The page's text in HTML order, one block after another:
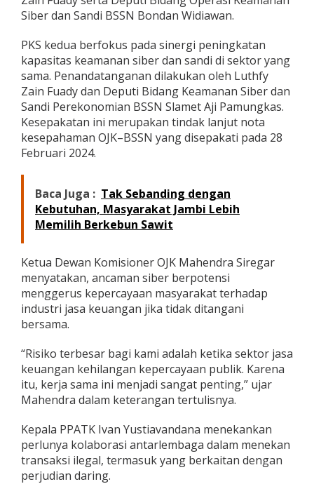
Siber dan Sandi BSSN Bondan Widiawan.
PKS kedua berfokus pada sinergi peningkatan
kapasitas keamanan siber dan sandi di sektor yang
sama. Penandatanganan dilakukan oleh Luthfy
Zain Fuady dan Deputi Bidang Keamanan Siber dan
Sandi Perekonomian BSSN Slamet Aji Pamungkas.
Kesepakatan ini merupakan tindak lanjut nota
kesepahaman OJK–BSSN yang disepakati pada 28
Februari 2024.
Baca Juga : Tak Sebanding dengan
Kebutuhan, Masyarakat Jambi Lebih
Memilih Berkebun Sawit
Ketua Dewan Komisioner OJK Mahendra Siregar
menyatakan, ancaman siber berpotensi
menggerus kepercayaan masyarakat terhadap
industri jasa keuangan jika tidak ditangani
bersama.
“Risiko terbesar bagi kami adalah ketika sektor jasa
keuangan kehilangan kepercayaan publik. Karena
itu, kerja sama ini menjadi sangat penting,” ujar
Mahendra dalam keterangan tertulisnya.
Kepala PPATK Ivan Yustiavandana menekankan
perlunya kolaborasi antarlembaga dalam menekan
transaksi ilegal, termasuk yang berkaitan dengan
perjudian daring.